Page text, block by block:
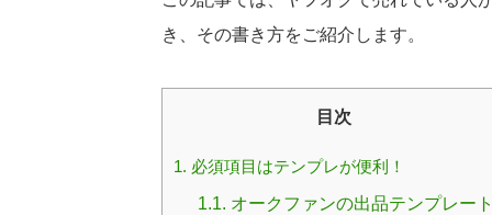
き、その書き方をご紹介します。
目次
1. 必須項目はテンプレが便利！
1.1. オークファンの出品テンプレー